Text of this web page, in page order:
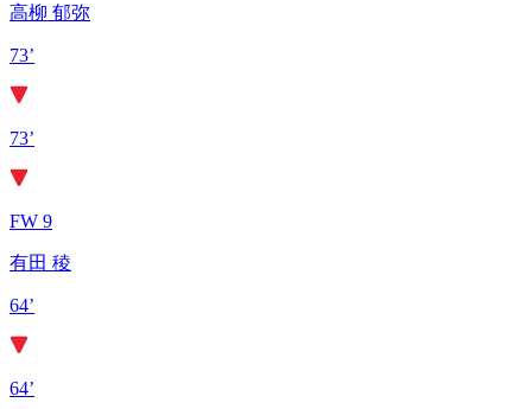
高柳 郁弥
73’
73’
FW 9
有田 稜
64’
64’